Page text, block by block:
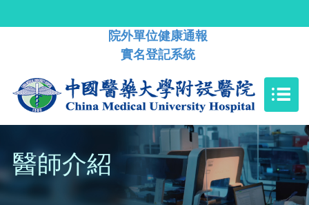
院外單位健康通報
實名登記系統
醫師介紹